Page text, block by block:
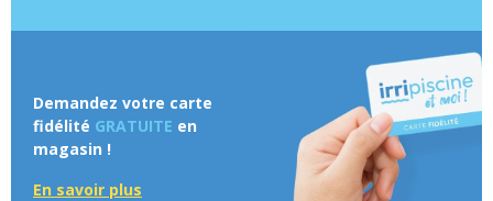
Demandez votre carte
fidélité GRATUITE en
magasin !
En savoir plus